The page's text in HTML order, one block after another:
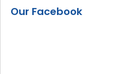
Our Facebook